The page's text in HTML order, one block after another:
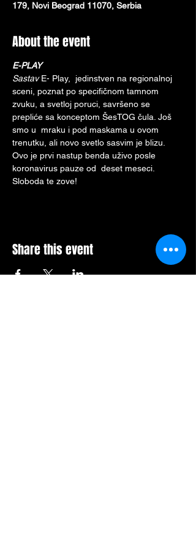
179, Novi Beograd 11070, Serbia
About the event
E-PLAY
Sastav E- Play,  jedinstven na regionalnoj
sceni, poznat po specifičnom tamnom
zvuku, a svetloj poruci, savršeno se
prepliće sa konceptom ŠesTOG čula. Još
smo u  mraku i pod maskama u ovom
trenutku, ali novo svetlo sasvim je blizu.
Ovo je prvi nastup benda uživo posle
koronavirus pauze od  deset meseci.
Sloboda te zove!
Share this event